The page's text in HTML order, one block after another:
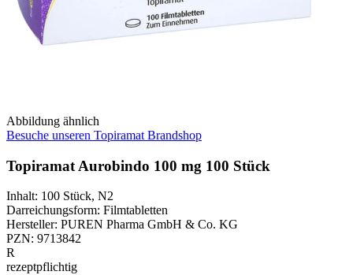
Abbildung ähnlich
Besuche unseren Topiramat Brandshop
Topiramat Aurobindo 100 mg 100 Stück
Inhalt: 100 Stück, N2
Darreichungsform: Filmtabletten
Hersteller: PUREN Pharma GmbH & Co. KG
PZN: 9713842
R
rezeptpflichtig